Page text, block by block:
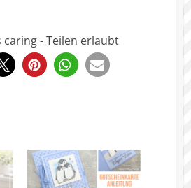
caring - Teilen erlaubt
0